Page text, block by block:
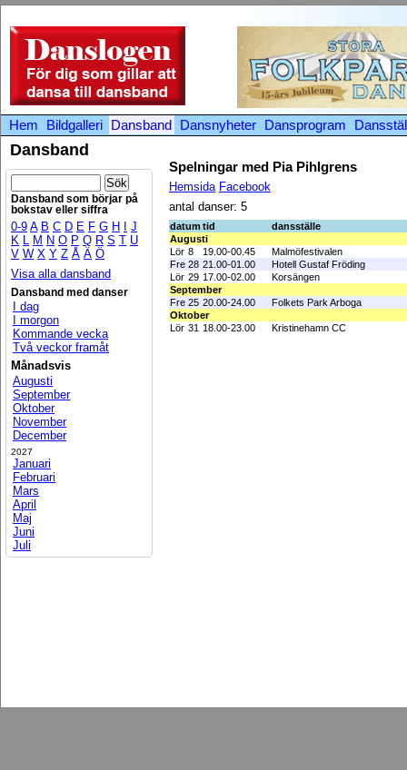
Hem Bildgalleri Dansband Dansnyheter Dansprogram
Dansband
Dansband som börjar på
bokstav eller siffra
0-9 A B C D E F G H
J
K L M N O P Q R S T U
V W X Y Z Å Ä Ö
Visa alla dansband
Dansband med danser
I dag
I morgon
Kommande vecka
Två veckor framåt
Månadsvis
Augusti
September
Oktober
November
December
2027
Januari
Februari
Mars
April
Maj
Juni
Juli
Spelningar med Pia Pihlgrens
Hemsida Facebook
antal danser: 5
datum tid
dansställe
Augusti
Lör 8 19.00-00.45
Malmöfestivalen
Fre 28 21.00-01.00
Hotell Gustaf Fröding
Lör 29 17.00-02.00
Korsängen
September
Fre 25 20.00-24.00
Folkets Park Arboga
Oktober
Lör 31 18.00-23.00 Kristinehamn CC